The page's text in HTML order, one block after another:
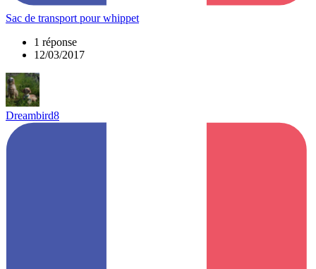
Sac de transport pour whippet
1 réponse
12/03/2017
Dreambird8